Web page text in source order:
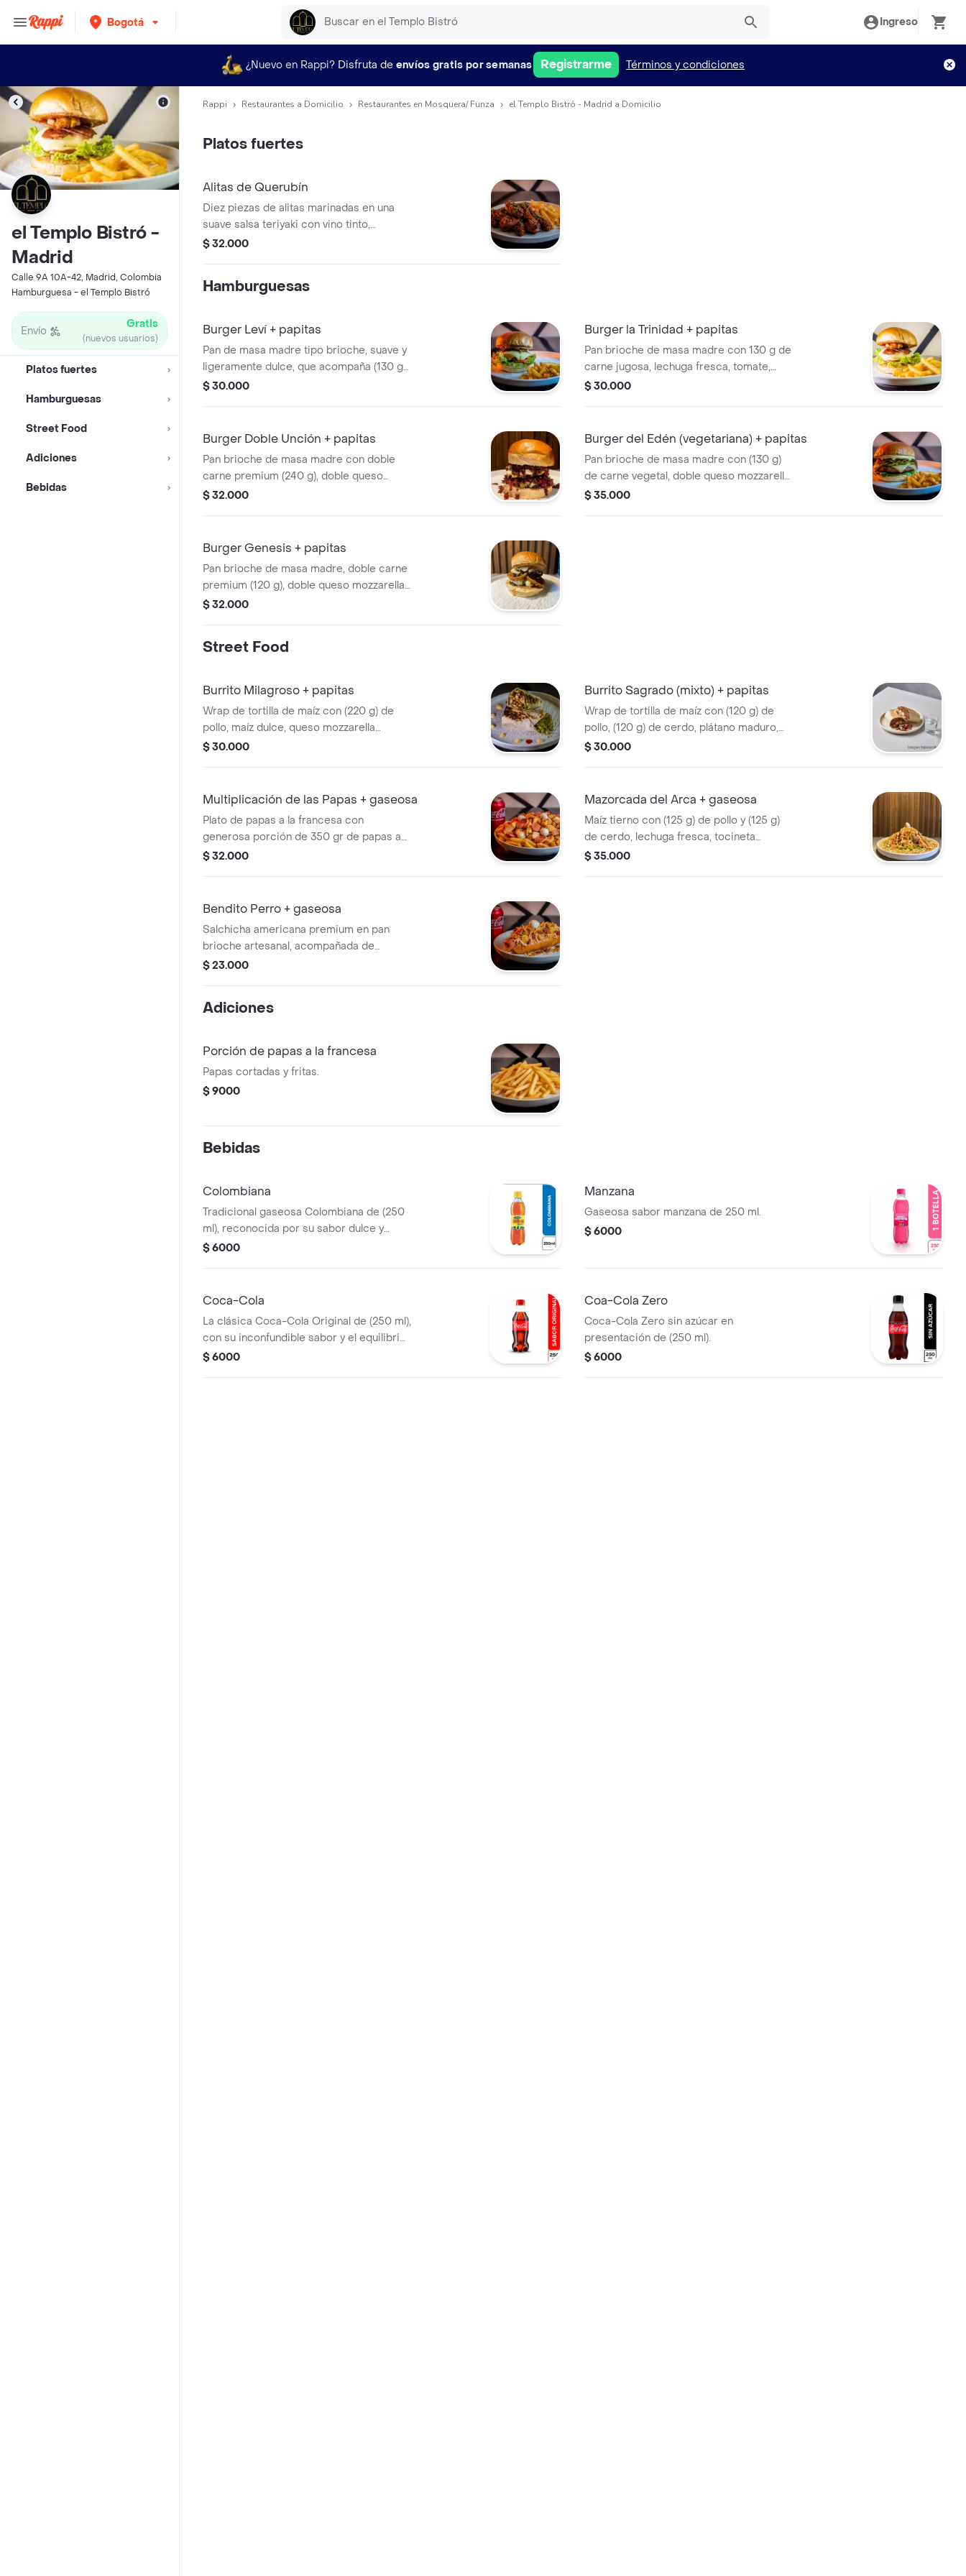
Bogotá Ingreso
¿Nuevo en Rappi? Disfruta de envíos gratis por semanas Registrarme Términos y condiciones
el Templo Bistró -
Madrid
Calle 9A 10A-42, Madrid, Colombia
Hamburguesa - el Templo Bistró
Envío Gratis
(nuevos usuarios)
Platos fuertes
Hamburguesas
Street Food
Adiciones
Bebidas
Rappi Restaurantes a Domicilio Restaurantes en Mosquera/ Funza el Templo Bistró - Madrid a Domicilio
Platos fuertes
Alitas de Querubín
Diez piezas de alitas marinadas en una
suave salsa teriyaki con vino tinto,
jengibre fresco y un toque de semillas de
acompañadas de papas a la francesa.
$ 32.000
Hamburguesas
Burger Leví + papitas
Pan de masa madre tipo brioche, suave y
ligeramente dulce, que acompaña (130 g)
de carnes finas jugosas, lleva cogollos de
para un toque tropical. acompañado de
papas a la francesa.
$ 30.000
Burger la Trinidad + papitas
Pan brioche de masa madre con 130 g de
carne jugosa, lechuga fresca, tomate,
doble queso mozzarella, plátano
la francesa
$ 30.000
Burger Doble Unción + papitas
Pan brioche de masa madre con doble
carne premium (240 g), doble queso
mozzarella fundido y mermelada artesanal
dulces caramelizadas; acompañada de
papas a la francesa.
$ 32.000
Burger del Edén (vegetariana) + papitas
Pan brioche de masa madre con (130 g)
de carne vegetal, doble queso mozzarella,
aguacate fresco, cebolla caramelizada y
$ 35.000
Burger Genesis + papitas
Pan brioche de masa madre, doble carne
premium (120 g), doble queso mozzarella
fundido, aritos de cebolla crispy y salsa
$ 32.000
Street Food
Burrito Milagroso + papitas
Wrap de tortilla de maíz con (220 g) de
pollo, maíz dulce, queso mozzarella
fundido, tocineta marinada en soya,
acompañado de papas a la francesa.
$ 30.000
Burrito Sagrado (mixto) + papitas
Wrap de tortilla de maíz con (120 g) de
pollo, (120 g) de cerdo, plátano maduro,
lechuga fresca, doble queso mozzarella,
acompañado de papas a la francesa.
$ 30.000
Multiplicación de las Papas + gaseosa
Plato de papas a la francesa con
generosa porción de 350 gr de papas a
la francesa extra crocantes, servidas con
maduro y delicados huevos de codorniz;
incluye gaseosa para complementar la
experiencia.
$ 32.000
Mazorcada del Arca + gaseosa
Maíz tierno con (125 g) de pollo y (125 g)
de cerdo, lechuga fresca, tocineta
crocante, papas ripio y queso mozzarella
$ 35.000
Bendito Perro + gaseosa
Salchicha americana premium en pan
brioche artesanal, acompañada de
tocineta ahumada, cebolla crispy, piña en
dulces, salados y crocantes; acompañado
$ 23.000
Adiciones
Porción de papas a la francesa
Papas cortadas y fritas.
$ 9000
Bebidas
Colombiana
Tradicional gaseosa Colombiana de (250
ml), reconocida por su sabor dulce y
característico, ideal para complementar
$ 6000
Manzana
Gaseosa sabor manzana de 250 ml.
$ 6000
Coca-Cola
La clásica Coca-Cola Original de (250 ml),
con su inconfundible sabor y el equilibrio
perfecto entre dulzura y frescura para
$ 6000
Coa-Cola Zero
Coca-Cola Zero sin azúcar en
presentación de (250 ml).
$ 6000